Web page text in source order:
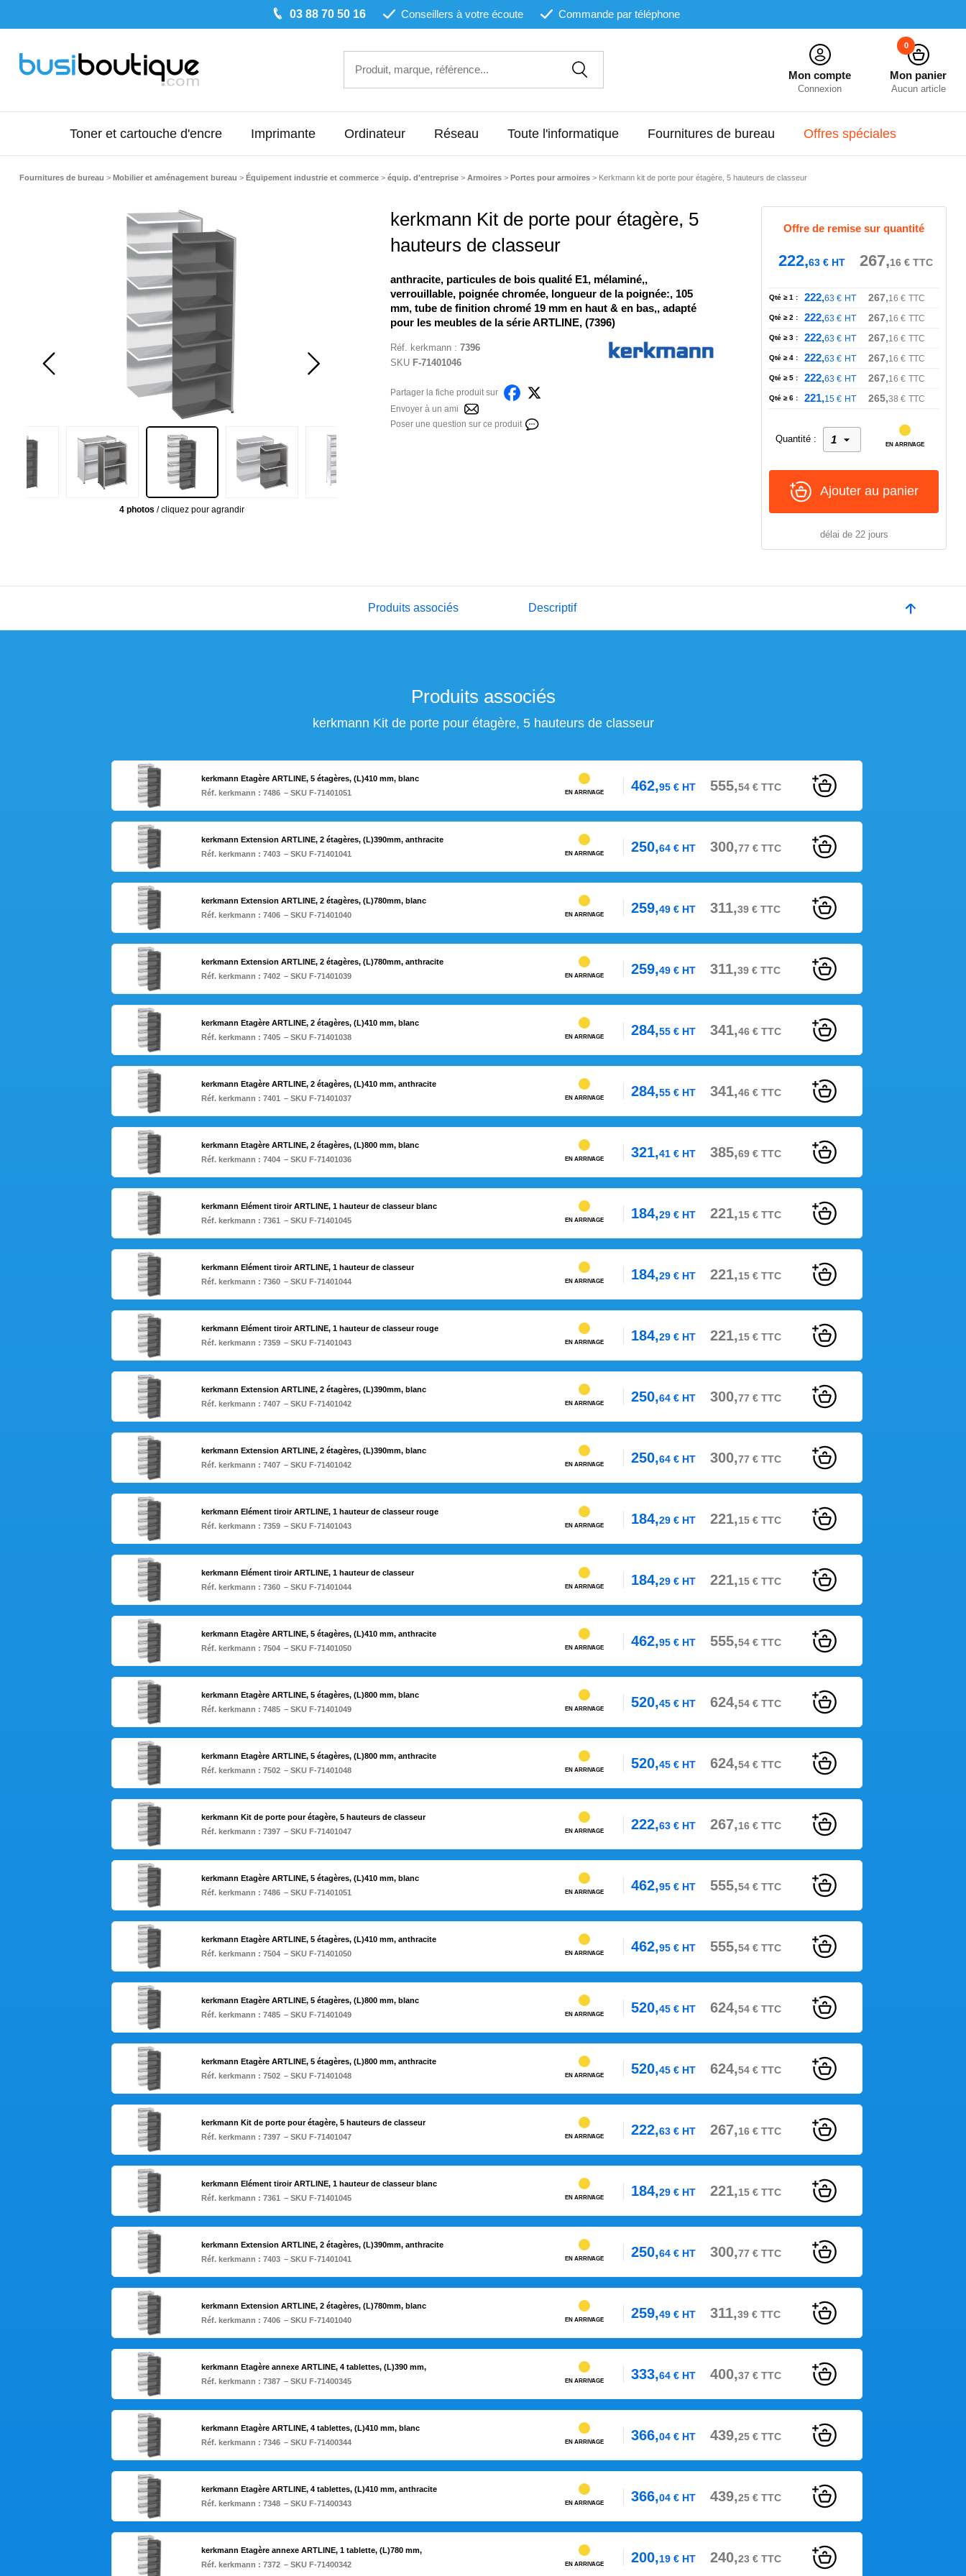
03 88 70 50 16 Conseillers à votre écoute Commande par téléphone
Mon compte
Connexion
Mon panier
Aucun article
0
Toner et cartouche d'encre Imprimante Ordinateur Réseau Toute l'informatique Fournitures de bureau Offres spéciales
Fournitures de bureau > Mobilier et aménagement bureau > Équipement industrie et commerce > équip. d'entreprise > Armoires > Portes pour armoires> Kerkmann kit de porte pour étagère, 5 hauteurs de classeur
4 photos / cliquez pour agrandir
kerkmann Kit de porte pour étagère, 5
hauteurs de classeur
anthracite, particules de bois qualité E1, mélaminé,,
verrouillable, poignée chromée, longueur de la poignée:, 105
mm, tube de finition chromé 19 mm en haut & en bas,, adapté
pour les meubles de la série ARTLINE, (7396)
Réf. kerkmann: 7396
SKU F-71401046
Partager la fiche produit sur
Envoyer à un ami
Poser une question sur ce produit
Offre de remise sur quantité
222,63€HT 267,16 € TTC
Qté ≥ 1 : 222,63 € HT 267,16 € TTC
Qté ≥ 2 : 222,63 € HT 267,16 € TTC
Qté ≥ 3 : 222,63 € HT 267,16 € TTC
Qté ≥ 4 : 222,63 € HT 267,16 € TTC
Qté ≥ 5 : 222,63 € HT 267,16 € TTC
Qté ≥ 6 : 221,15 € HT 265,38 € TTC
Quantité :
EN ARRIVAGE
Ajouter au panier
délai de 22 jours
Produits associés Descriptif
Produits associés
kerkmann Kit de porte pour étagère, 5 hauteurs de classeur
kerkmann Etagère ARTLINE, 5 étagères, (L)410 mm, blanc
Réf. kerkmann : 7486 – SKU F-71401051 EN ARRIVAGE 462,95€HT 555,54€TTC
kerkmann Extension ARTLINE, 2 étagères, (L)390mm, anthracite
Réf. kerkmann : 7403 – SKU F-71401041 EN ARRIVAGE 250,64€HT 300,77 €TTC
kerkmann Extension ARTLINE, 2 étagères, (L)780mm, blanc
Réf. kerkmann : 7406 – SKU F-71401040 EN ARRIVAGE 259,49 € HT 311,39 € TTC
kerkmann Extension ARTLINE, 2 étagères, (L)780mm, anthracite
Réf. kerkmann : 7402 – SKU F-71401039 EN ARRIVAGE 259,49 € HT 311,39 € TTC
kerkmann Etagère ARTLINE, 2 étagères, (L)410 mm, blanc
Réf. kerkmann : 7405 – SKU F-71401038 EN ARRIVAGE 284,55€HT 341,46€TTC
kerkmann Etagère ARTLINE, 2 étagères, (L)410 mm, anthracite
Réf. kerkmann : 7401 – SKU F-71401037 EN ARRIVAGE 284,55€HT 341,46€TTC
kerkmann Etagère ARTLINE, 2 étagères, (L)800 mm, blanc
Réf. kerkmann : 7404 – SKU F-71401036 EN ARRIVAGE 321,41€HT 385,69€TTC
kerkmann Elément tiroir ARTLINE, 1 hauteur de classeur blanc
Réf. kerkmann : 7361 – SKU F-71401045 EN ARRIVAGE 184,29€HT 221,15€TTC
kerkmann Elément tiroir ARTLINE, 1 hauteur de classeur
Réf. kerkmann : 7360 – SKU F-71401044 EN ARRIVAGE 184,29€HT 221,15€TTC
kerkmann Elément tiroir ARTLINE, 1 hauteur de classeur rouge
Réf. kerkmann : 7359 – SKU F-71401043 EN ARRIVAGE 184,29€HT 221,15€TTC
kerkmann Extension ARTLINE, 2 étagères, (L)390mm, blanc
Réf. kerkmann : 7407 – SKU F-71401042 EN ARRIVAGE 250,64€HT 300,77 €TTC
kerkmann Extension ARTLINE, 2 étagères, (L)390mm, blanc
Réf. kerkmann : 7407 – SKU F-71401042 EN ARRIVAGE 250,64€HT 300,77 €TTC
kerkmann Elément tiroir ARTLINE, 1 hauteur de classeur rouge
Réf. kerkmann : 7359 – SKU F-71401043 EN ARRIVAGE 184,29€HT 221,15€TTC
kerkmann Elément tiroir ARTLINE, 1 hauteur de classeur
Réf. kerkmann : 7360 – SKU F-71401044 EN ARRIVAGE 184,29€HT 221,15€TTC
kerkmann Etagère ARTLINE, 5 étagères, (L)410 mm, anthracite
Réf. kerkmann : 7504 – SKU F-71401050 EN ARRIVAGE 462,95€HT 555,54€TTC
kerkmann Etagère ARTLINE, 5 étagères, (L)800 mm, blanc
Réf. kerkmann : 7485 – SKU F-71401049 EN ARRIVAGE 520,45€HT 624,54€TTC
kerkmann Etagère ARTLINE, 5 étagères, (L)800 mm, anthracite
Réf. kerkmann : 7502 – SKU F-71401048 EN ARRIVAGE 520,45€HT 624,54€TTC
kerkmann Kit de porte pour étagère, 5 hauteurs de classeur
Réf. kerkmann : 7397 – SKU F-71401047 EN ARRIVAGE 222,63€HT 267,16€TTC
kerkmann Etagère ARTLINE, 5 étagères, (L)410 mm, blanc
Réf. kerkmann : 7486 – SKU F-71401051 EN ARRIVAGE 462,95€HT 555,54€TTC
kerkmann Etagère ARTLINE, 5 étagères, (L)410 mm, anthracite
Réf. kerkmann : 7504 – SKU F-71401050 EN ARRIVAGE 462,95€HT 555,54€TTC
kerkmann Etagère ARTLINE, 5 étagères, (L)800 mm, blanc
Réf. kerkmann : 7485 – SKU F-71401049 EN ARRIVAGE 520,45€HT 624,54€TTC
kerkmann Etagère ARTLINE, 5 étagères, (L)800 mm, anthracite
Réf. kerkmann : 7502 – SKU F-71401048 EN ARRIVAGE 520,45€HT 624,54€TTC
kerkmann Kit de porte pour étagère, 5 hauteurs de classeur
Réf. kerkmann : 7397 – SKU F-71401047 EN ARRIVAGE 222,63€HT 267,16€TTC
kerkmann Elément tiroir ARTLINE, 1 hauteur de classeur blanc
Réf. kerkmann : 7361 – SKU F-71401045 EN ARRIVAGE 184,29€HT 221,15€TTC
kerkmann Extension ARTLINE, 2 étagères, (L)390mm, anthracite
Réf. kerkmann : 7403 – SKU F-71401041 EN ARRIVAGE 250,64€HT 300,77 €TTC
kerkmann Extension ARTLINE, 2 étagères, (L)780mm, blanc
Réf. kerkmann : 7406 – SKU F-71401040 EN ARRIVAGE 259,49 € HT 311,39 € TTC
kerkmann Etagère annexe ARTLINE, 4 tablettes, (L)390 mm,
Réf. kerkmann : 7387 – SKU F-71400345 EN ARRIVAGE 333,64€HT 400,37 €TTC
kerkmann Etagère ARTLINE, 4 tablettes, (L)410 mm, blanc
Réf. kerkmann : 7346 – SKU F-71400344 EN ARRIVAGE 366,04€HT 439,25€TTC
kerkmann Etagère ARTLINE, 4 tablettes, (L)410 mm, anthracite
Réf. kerkmann : 7348 – SKU F-71400343 EN ARRIVAGE 366,04€HT 439,25€TTC
kerkmann Etagère annexe ARTLINE, 1 tablette, (L)780 mm,
Réf. kerkmann : 7372 – SKU F-71400342 EN ARRIVAGE 200,19€HT 240,23€TTC